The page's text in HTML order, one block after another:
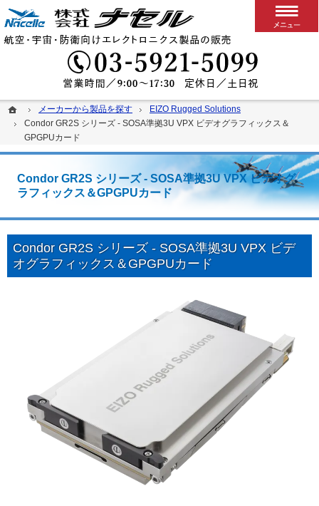
ホームメーカーから製品を探す
EIZO Rugged Solutions
Condor GR2S シリーズ - SOSA準拠3U VPX ビデオグラフィックス＆
GPGPUカード
Condor GR2S シリーズ - SOSA準拠3U VPX ビデオグ
ラフィックス＆GPGPUカード
搭載用VPXボード/システム
カスタム可能な堅牢パソコン、ディスプレイ、スイッチ
Condor GR2S シリーズ - SOSA準拠3U VPX ビデ
オグラフィックス＆GPGPUカード
ホームメーカーから製品を探す
EIZO Rugged Solutions
Condor GR2S シリーズ - SOSA準拠3U VPX ビデオグラフィックス＆
GPGPUカード